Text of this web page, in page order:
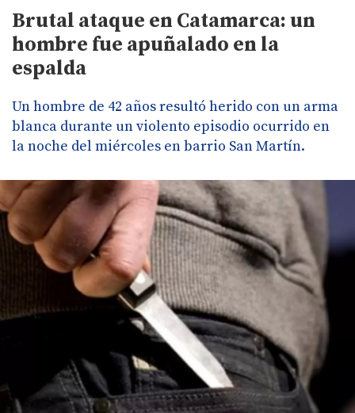
Brutal ataque en Catamarca: un
hombre fue apuñalado en la
espalda
Un hombre de 42 años resultó herido con un arma
blanca durante un violento episodio ocurrido en
la noche del miércoles en barrio San Martín.